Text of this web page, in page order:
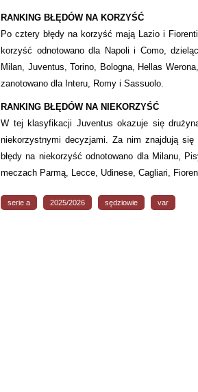
RANKING BŁĘDÓW NA KORZYŚĆ
Po cztery błędy na korzyść mają Lazio i
korzyść odnotowano dla Napoli i Como,
Milan, Juventus, Torino, Bologna, Hellas
zanotowano dla Interu, Romy i Sassuolo.
RANKING BŁĘDÓW NA NIEKORZYŚĆ
W tej klasyfikacji Juventus okazuje się
niekorzystnymi decyzjami. Za nim znajdują
błędy na niekorzyść odnotowano dla Milanu,
meczach Parmą, Lecce, Udinese, Cagliari,
serie a 2025/2026 sędziowie var